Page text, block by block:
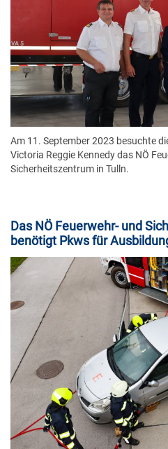
Am 11. September 2023 besuchte
Victoria Reggie Kennedy das NÖ
Sicherheitszentrum in Tulln.
Das NÖ Feuerwehr- und
benötigt Pkws für